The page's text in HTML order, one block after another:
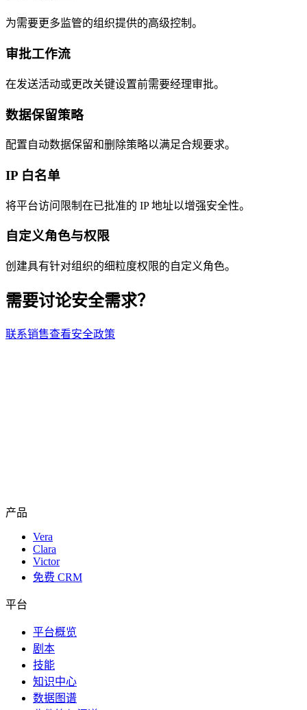
为需要更多监管的组织提供的高级控制。
审批工作流
在发送活动或更改关键设置前需要经理审批。
数据保留策略
配置自动数据保留和删除策略以满足合规要求。
IP 白名单
将平台访问限制在已批准的 IP 地址以增强安全性。
自定义角色与权限
创建具有针对组织的细粒度权限的自定义角色。
需要讨论安全需求？
联系销售查看安全政策
产品
Vera
Clara
Victor
免费 CRM
平台
平台概览
剧本
技能
知识中心
数据图谱